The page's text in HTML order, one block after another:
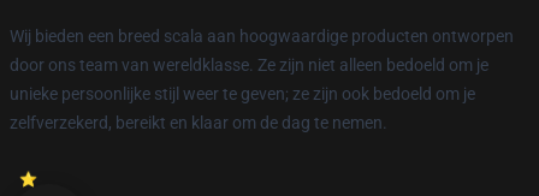
Wij bieden een breed scala aan hoogwaardige producten ontworpen
door ons team van wereldklasse. Ze zijn niet alleen bedoeld om je
unieke persoonlijke stijl weer te geven; ze zijn ook bedoeld om je
zelfverzekerd, bereikt en klaar om de dag te nemen.